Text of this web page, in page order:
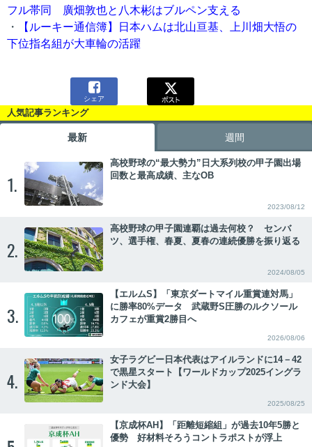
フル帯同 廣畑敦也と八木彬はブルペン支える
・
【ルーキー通信簿】日本ハムは北山亘基、上川畑大悟の
下位指名組が大車輪の活躍

シェア
人気記事ランキング
最新 週間
1.
高校野球の“最大勢力”日大系列校の甲子園出場
回数と最高成績、主なOB
2023/08/12
2.
高校野球の甲子園連覇は過去何校？ センバ
ツ、選手権、春夏、夏春の連続優勝を振り返る
2024/08/05
3.
【エルムS】「東京ダートマイル重賞連対馬」
に勝率80%データ 武蔵野S圧勝のルクソール
カフェが重賞2勝目へ
2026/08/06
4.
女子ラグビー日本代表はアイルランドに14－42
で黒星スタート【ワールドカップ2025イングラ
ンド大会】
2025/08/25
【京成杯AH】「距離短縮組」が過去10年5勝と
優勢 好材料そろうコントラポストが浮上